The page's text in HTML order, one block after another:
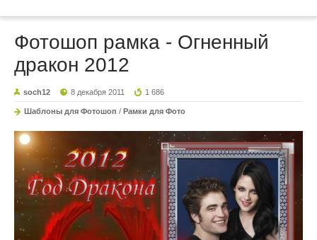
Фотошоп рамка - Огненный
дракон 2012
soch12 8 декабря 2011 1 686
Шаблоны для Фотошоп / Рамки для Фото